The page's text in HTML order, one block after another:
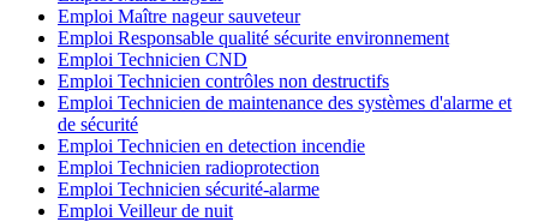
Emploi Maître nageur sauveteur
Emploi Responsable qualité sécurite environnement
Emploi Technicien CND
Emploi Technicien contrôles non destructifs
Emploi Technicien de maintenance des systèmes d'alarme et
de sécurité
Emploi Technicien en detection incendie
Emploi Technicien radioprotection
Emploi Technicien sécurité-alarme
Emploi Veilleur de nuit